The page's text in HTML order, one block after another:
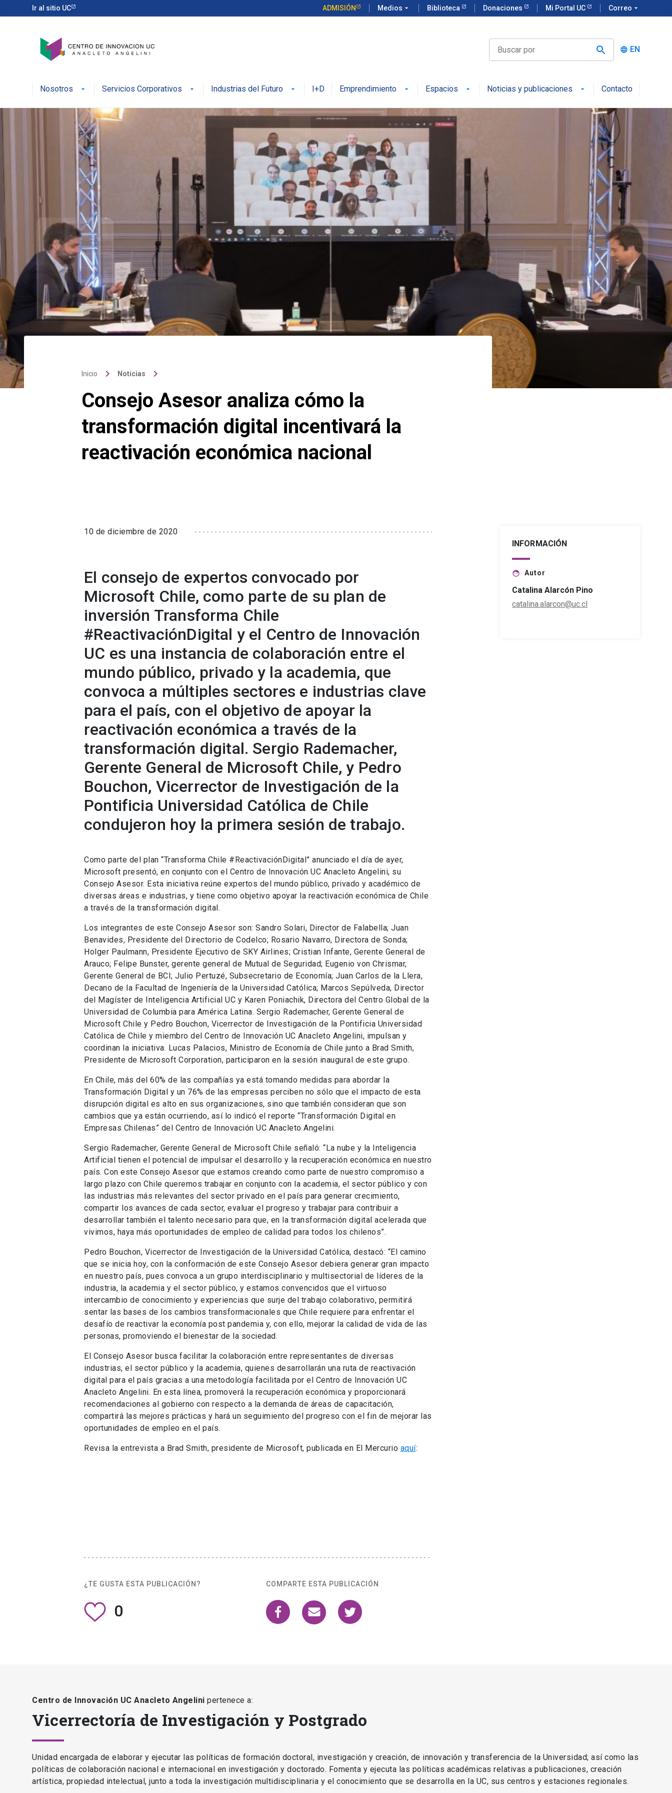
Ir al sitio UC ADMISIÓN Medios arrow_drop_down Biblioteca Donaciones Mi Portal UC Correo arrow_drop_down
language EN
Nosotros Servicios Corporativos Industrias del Futuro I+D Emprendimiento Espacios Noticias y publicaciones Contacto
Inicio keyboard_arrow_right Noticias keyboard_arrow_right
Consejo Asesor analiza cómo la
transformación digital incentivará la
reactivación económica nacional
10 de diciembre de 2020
El consejo de expertos convocado por
Microsoft Chile, como parte de su plan de
inversión Transforma Chile
#ReactivaciónDigital y el Centro de Innovación
UC es una instancia de colaboración entre el
mundo público, privado y la academia, que
convoca a múltiples sectores e industrias clave
para el país, con el objetivo de apoyar la
reactivación económica a través de la
transformación digital. Sergio Rademacher,
Gerente General de Microsoft Chile, y Pedro
Bouchon, Vicerrector de Investigación de la
Pontificia Universidad Católica de Chile
condujeron hoy la primera sesión de trabajo.
Como parte del plan “Transforma Chile #ReactivaciónDigital” anunciado el día de ayer,
Microsoft presentó, en conjunto con el Centro de Innovación UC Anacleto Angelini, su
Consejo Asesor. Esta iniciativa reúne expertos del mundo público, privado y académico de
diversas áreas e industrias, y tiene como objetivo apoyar la reactivación económica de Chile
a través de la transformación digital.
Los integrantes de este Consejo Asesor son: Sandro Solari, Director de Falabella; Juan
Benavides, Presidente del Directorio de Codelco; Rosario Navarro, Directora de Sonda;
Holger Paulmann, Presidente Ejecutivo de SKY Airlines; Cristian Infante, Gerente General de
Arauco; Felipe Bunster, gerente general de Mutual de Seguridad; Eugenio von Chrismar,
Gerente General de BCI; Julio Pertuzé, Subsecretario de Economía; Juan Carlos de la Llera,
Decano de la Facultad de Ingeniería de la Universidad Católica; Marcos Sepúlveda, Director
del Magíster de Inteligencia Artificial UC y Karen Poniachik, Directora del Centro Global de la
Universidad de Columbia para América Latina. Sergio Rademacher, Gerente General de
Microsoft Chile y Pedro Bouchon, Vicerrector de Investigación de la Pontificia Universidad
Católica de Chile y miembro del Centro de Innovación UC Anacleto Angelini, impulsan y
coordinan la iniciativa. Lucas Palacios, Ministro de Economía de Chile junto a Brad Smith,
Presidente de Microsoft Corporation, participaron en la sesión inaugural de este grupo.
En Chile, más del 60% de las compañías ya está tomando medidas para abordar la
Transformación Digital y un 76% de las empresas perciben no sólo que el impacto de esta
disrupción digital es alto en sus organizaciones, sino que también consideran que son
cambios que ya están ocurriendo, así lo indicó el reporte “Transformación Digital en
Empresas Chilenas” del Centro de Innovación UC Anacleto Angelini.
Sergio Rademacher, Gerente General de Microsoft Chile señaló: “La nube y la Inteligencia
Artificial tienen el potencial de impulsar el desarrollo y la recuperación económica en nuestro
país. Con este Consejo Asesor que estamos creando como parte de nuestro compromiso a
largo plazo con Chile queremos trabajar en conjunto con la academia, el sector público y con
las industrias más relevantes del sector privado en el país para generar crecimiento,
compartir los avances de cada sector, evaluar el progreso y trabajar para contribuir a
desarrollar también el talento necesario para que, en la transformación digital acelerada que
vivimos, haya más oportunidades de empleo de calidad para todos los chilenos”.
Pedro Bouchon, Vicerrector de Investigación de la Universidad Católica, destacó: “El camino
que se inicia hoy, con la conformación de este Consejo Asesor debiera generar gran impacto
en nuestro país, pues convoca a un grupo interdisciplinario y multisectorial de líderes de la
industria, la academia y el sector público, y estamos convencidos que el virtuoso
intercambio de conocimiento y experiencias que surje del trabajo colaborativo, permitirá
sentar las bases de los cambios transformacionales que Chile requiere para enfrentar el
desafío de reactivar la economía post pandemia y, con ello, mejorar la calidad de vida de las
personas, promoviendo el bienestar de la sociedad.
El Consejo Asesor busca facilitar la colaboración entre representantes de diversas
industrias, el sector público y la academia, quienes desarrollarán una ruta de reactivación
digital para el país gracias a una metodología facilitada por el Centro de Innovación UC
Anacleto Angelini. En esta línea, promoverá la recuperación económica y proporcionará
recomendaciones al gobierno con respecto a la demanda de áreas de capacitación,
compartirá las mejores prácticas y hará un seguimiento del progreso con el fin de mejorar las
oportunidades de empleo en el país.
Revisa la entrevista a Brad Smith, presidente de Microsoft, publicada en El Mercurio aquí:
INFORMACIÓN
face Autor
Catalina Alarcón Pino
catalina.alarcon@uc.cl
políticas de colaboración nacional e internacional en investigación y doctorado. Fomenta y ejecuta las políticas académicas relativas a publicaciones, creación
artística, propiedad intelectual, junto a toda la investigación multidisciplinaria y el conocimiento que se desarrolla en la UC, sus centros y estaciones regionales.
Vicerrectoría de Investigación y Postgrado launch